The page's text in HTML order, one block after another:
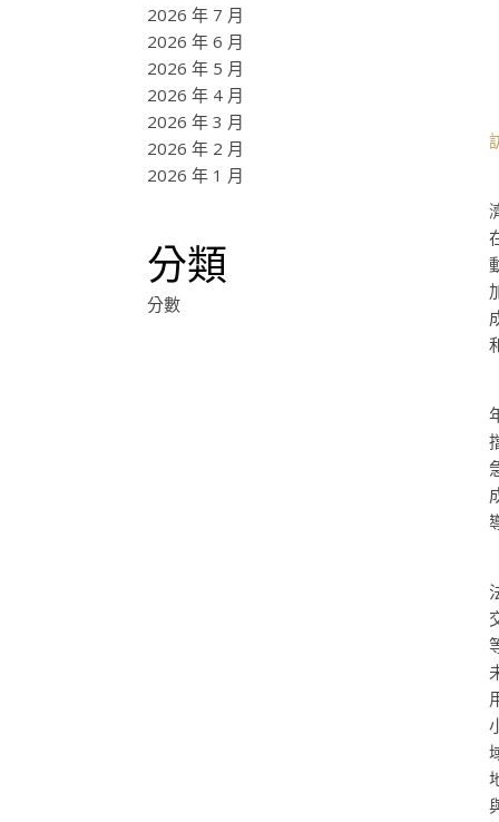
2026 年 7 月
2026 年 6 月
2026 年 5 月
2026 年 4 月
2026 年 3 月
2026 年 2 月
2026 年 1 月
分類
分數